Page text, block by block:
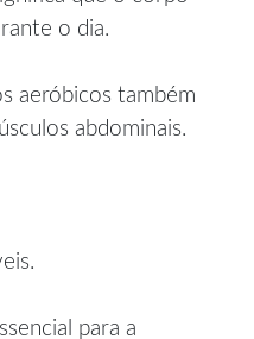
o dia.
aeróbicos também
abdominais.
para a